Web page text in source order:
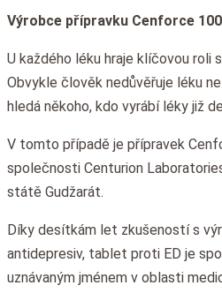
Výrobce přípravku Cenforce
U každého léku hraje klíčovou roli
Obvykle člověk nedůvěřuje léku
hledá někoho, kdo vyrábí léky již
V tomto případě je přípravek
společnosti Centurion
státě Gudžarát.
Díky desítkám let zkušeností s
antidepresiv, tablet proti ED je
uznávaným jménem v oblasti